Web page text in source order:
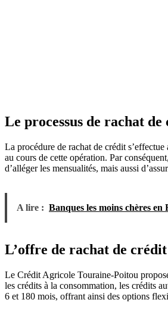
Le processus de rachat
La procédure de rachat de crédit
au cours de cette opération. Par
d’alléger les mensualités, mais aussi
A lire : Banques les moins chères
L’offre de rachat de
Le Crédit Agricole Touraine-Poitou
les crédits à la consommation, les crédits
6 et 180 mois, offrant ainsi des options